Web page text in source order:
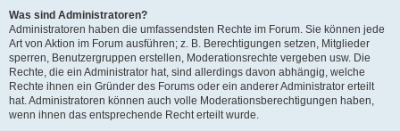
Was sind Administratoren?
Administratoren haben die umfassendsten Rechte im Forum. Sie können jede
Art von Aktion im Forum ausführen; z. B. Berechtigungen setzen, Mitglieder
sperren, Benutzergruppen erstellen, Moderationsrechte vergeben usw. Die
Rechte, die ein Administrator hat, sind allerdings davon abhängig, welche
Rechte ihnen ein Gründer des Forums oder ein anderer Administrator erteilt
hat. Administratoren können auch volle Moderationsberechtigungen haben,
wenn ihnen das entsprechende Recht erteilt wurde.